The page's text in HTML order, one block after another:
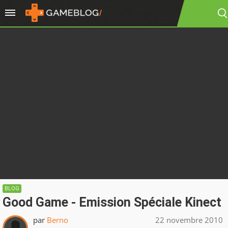
BLOG
Good Game - Emission Spéciale Kinect
par Berno 22 novembre 2010